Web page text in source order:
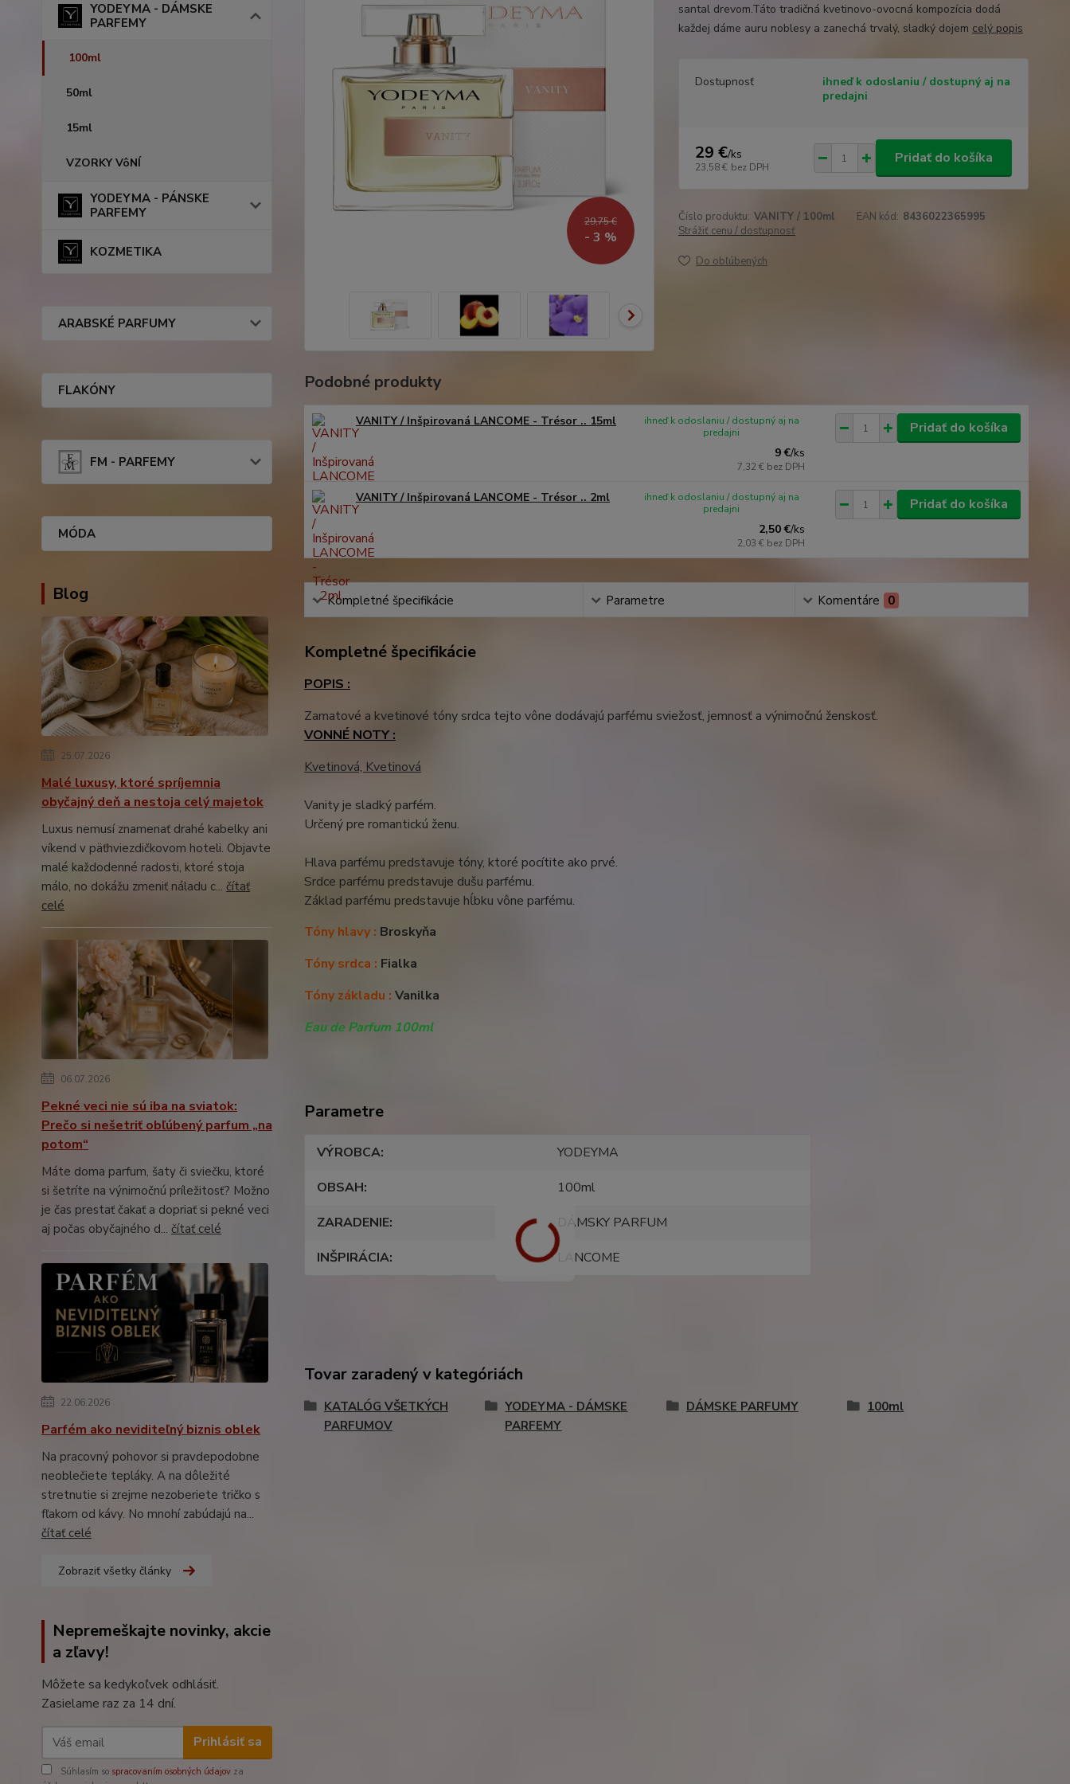
YODEYMA - DÁMSKE
PARFEMY
100ml
50ml
15ml
VZORKY VôNÍ
YODEYMA - PÁNSKE
PARFEMY
KOZMETIKA
ARABSKÉ PARFUMY
FLAKÓNY
FM - PARFEMY
MÓDA
Blog
25.07.2026
Malé luxusy, ktoré spríjemnia
obyčajný deň a nestoja celý majetok
Luxus nemusí znamenať drahé kabelky ani
víkend v päťhviezdičkovom hoteli. Objavte
malé každodenné radosti, ktoré stoja
málo, no dokážu zmeniť náladu c... čítať
celé
06.07.2026
Pekné veci nie sú iba na sviatok:
Prečo si nešetriť obľúbený parfum „na
potom“
Máte doma parfum, šaty či sviečku, ktoré
si šetríte na výnimočnú príležitosť? Možno
je čas prestať čakať a dopriať si pekné veci
aj počas obyčajného d... čítať celé
22.06.2026
Parfém ako neviditeľný biznis oblek
Na pracovný pohovor si pravdepodobne
neoblečiete tepláky. A na dôležité
stretnutie si zrejme nezoberiete tričko s
fľakom od kávy. No mnohí zabúdajú na...
čítať celé
Zobraziť všetky články
Nepremeškajte novinky, akcie
a zľavy!
Môžete sa kedykoľvek odhlásiť.
Zasielame raz za 14 dní.
Prihlásiť sa
Súhlasím so spracovaním osobných údajov za
29,75 €
- 3 %
santal drevom.Táto tradičná kvetinovo-ovocná kompozícia dodá
každej dáme auru noblesy a zanechá trvalý, sladký dojem celý popis
Dostupnosť
ihneď k odoslaniu / dostupný aj na
predajni
29 €/ks
23,58 € bez DPH
Pridať do košíka
Číslo produktu: VANITY / 100ml EAN kód: 8436022365995
Strážiť cenu / dostupnosť
Do obľúbených
Podobné produkty
VANITY / Inšpirovaná LANCOME - Trésor .. 15ml
9 €/ks
7,32 € bez DPH
ihneď k odoslaniu / dostupný aj na
predajni
Pridať do košíka
VANITY / Inšpirovaná LANCOME - Trésor .. 2ml
2,50 €/ks
2,03 € bez DPH
ihneď k odoslaniu / dostupný aj na
predajni
Pridať do košíka
Kompletné špecifikácie Parametre Komentáre 0
Kompletné špecifikácie
POPIS :
Zamatové a kvetinové tóny srdca tejto vône dodávajú parfému sviežosť, jemnosť a výnimočnú ženskosť.
VONNÉ NOTY :
Kvetinová, Kvetinová
Vanity je sladký parfém.
Určený pre romantickú ženu.
Hlava parfému predstavuje tóny, ktoré pocítite ako prvé.
Srdce parfému predstavuje dušu parfému.
Základ parfému predstavuje hĺbku vône parfému.
Tóny hlavy : Broskyňa
Tóny srdca : Fialka
Tóny základu : Vanilka
Eau de Parfum 100ml
Parametre
VÝROBCA
YODEYMA
OBSAH
100ml
ZARADENIE
DÁMSKY PARFUM
INŠPIRÁCIA
LANCOME
Tovar zaradený v kategóriách
KATALÓG VŠETKÝCH
PARFUMOV
YODEYMA - DÁMSKE
PARFEMY
DÁMSKE PARFUMY 100ml